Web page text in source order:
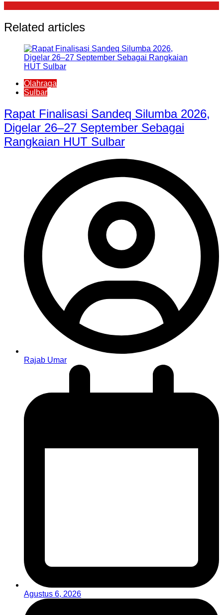
Related articles
Olahraga
Sulbar
Rapat Finalisasi Sandeq Silumba 2026,
Digelar 26–27 September Sebagai
Rangkaian HUT Sulbar
Rajab Umar
Agustus 6, 2026